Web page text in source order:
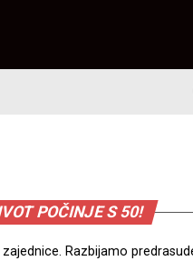
POČINJE S 50!
Razbijamo